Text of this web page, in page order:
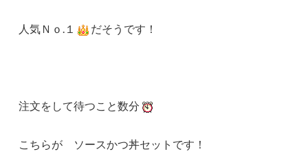
人気Ｎｏ.１ だそうです！
注文をして待つこと数分
こちらが ソースかつ丼セットです！